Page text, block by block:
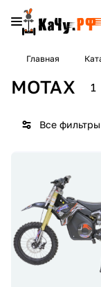
Главная
MOTAX 1
Все фильтры